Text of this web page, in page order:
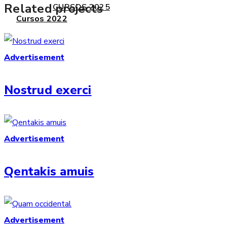
Cursos 2022
CURSOS 2025
Related projects
Advertisement
Nostrud exerci
Advertisement
Qentakis amuis
Advertisement